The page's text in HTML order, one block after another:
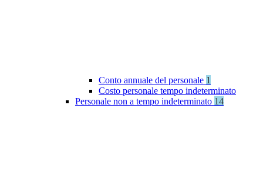
Conto annuale del personale 1
Costo personale tempo indeterminato
Personale non a tempo indeterminato 14